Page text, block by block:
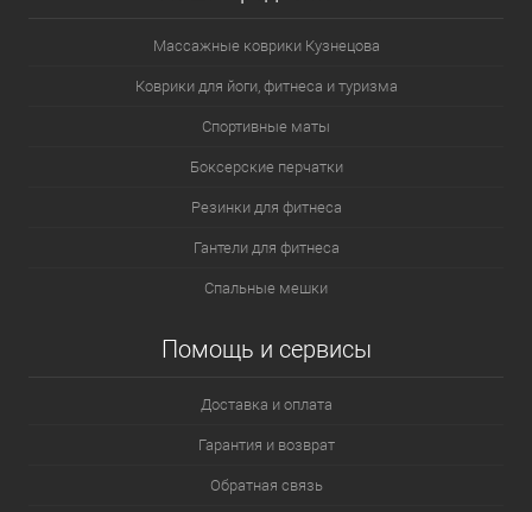
Массажные коврики Кузнецова
Коврики для йоги, фитнеса и туризма
Спортивные маты
Боксерские перчатки
Резинки для фитнеса
Гантели для фитнеса
Спальные мешки
Помощь и сервисы
Доставка и оплата
Гарантия и возврат
Обратная связь